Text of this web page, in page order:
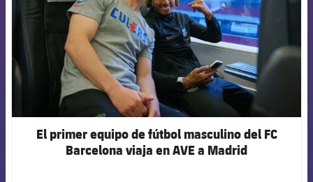
El primer equipo de fútbol masculino del FC
Barcelona viaja en AVE a Madrid